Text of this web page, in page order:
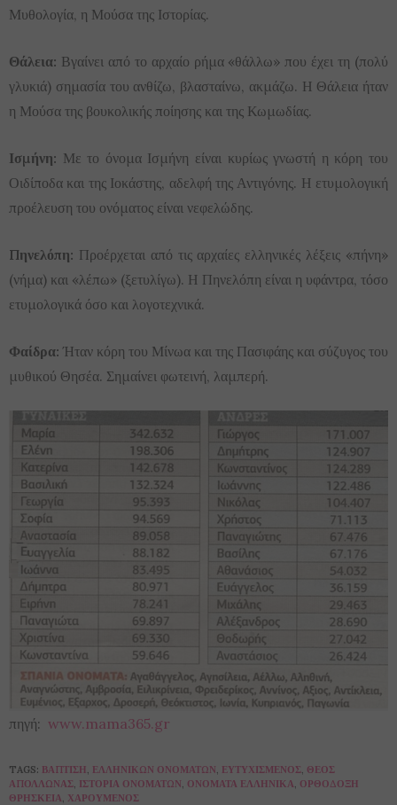
Μυθολογία, η Μούσα της Ιστορίας.
Θάλεια: Βγαίνει από το αρχαίο ρήμα «θάλλω» που έχει τη (πολύ
γλυκιά) σημασία του ανθίζω, βλασταίνω, ακμάζω. Η Θάλεια ήταν
η Μούσα της βουκολικής ποίησης και της Κωμωδίας.
Ισμήνη: Με το όνομα Ισμήνη είναι κυρίως γνωστή η κόρη του
Οιδίποδα και της Ιοκάστης, αδελφή της Αντιγόνης. Η ετυμολογική
προέλευση του ονόματος είναι νεφελώδης.
Πηνελόπη: Προέρχεται από τις αρχαίες ελληνικές λέξεις «πήνη»
(νήμα) και «λέπω» (ξετυλίγω). Η Πηνελόπη είναι η υφάντρα, τόσο
ετυμολογικά όσο και λογοτεχνικά.
Φαίδρα: Ήταν κόρη του Μίνωα και της Πασιφάης και σύζυγος του
μυθικού Θησέα. Σημαίνει φωτεινή, λαμπερή.
πηγή: www.mama365.gr
TAGS: ΒΆΠΤΙΣΗ, ΕΛΛΗΝΙΚΏΝ ΟΝΟΜΆΤΩΝ, ΕΥΤΥΧΙΣΜΈΝΟΣ, ΘΕΌΣ
ΑΠΌΛΛΩΝΑΣ, ΙΣΤΟΡΊΑ ΟΝΟΜΆΤΩΝ, ΟΝΌΜΑΤΑ ΕΛΛΗΝΙΚΆ, ΟΡΘΌΔΟΞΗ
ΘΡΗΣΚΕΊΑ, ΧΑΡΟΎΜΕΝΟΣ